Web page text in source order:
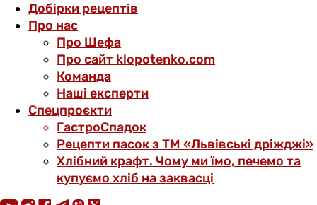
Добірки рецептів
Про нас
Про Шефа
Про сайт klopotenko.com
Команда
Наші експерти
Спецпроєкти
ГастроСпадок
Рецепти пасок з ТМ «Львівські дріжджі»
Хлібний крафт. Чому ми їмо, печемо та
купуємо хліб на заквасці